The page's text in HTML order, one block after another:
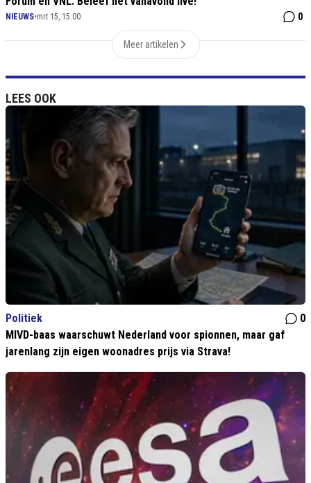
NIEUWS•mrt 15, 15:00 0
Meer artikelen
LEES OOK
Politiek
0
MIVD-baas waarschuwt Nederland voor spionnen, maar gaf
jarenlang zijn eigen woonadres prijs via Strava!